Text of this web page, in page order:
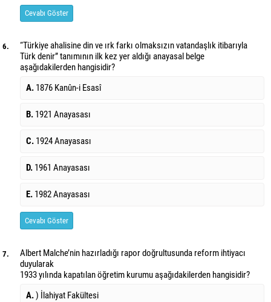
Cevabı Göster
6.
“Türkiye ahalisine din ve ırk farkı olmaksızın vatandaşlık itibarıyla
Türk denir” tanımının ilk kez yer aldığı anayasal belge
aşağıdakilerden hangisidir?
A. 1876 Kanûn-i Esasî
B. 1921 Anayasası
C. 1924 Anayasası
D. 1961 Anayasası
E. 1982 Anayasası
Cevabı Göster
7. Albert Malche’nin hazırladığı rapordoğrultusunda reform ihtiyacı
duyularak
1933 yılında kapatılan öğretim kurumuaşağıdakilerden hangisidir?
A.) İlahiyat Fakültesi